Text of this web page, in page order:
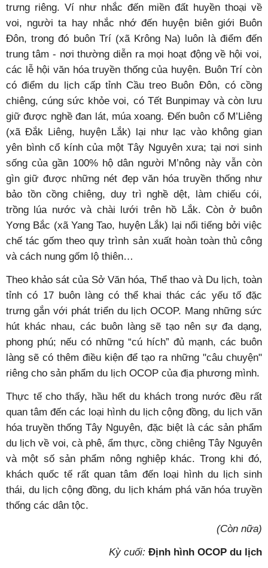
trưng riêng. Ví như nhắc đến miền đất huyền thoại về
voi, người ta hay nhắc nhớ đến huyện biên giới Buôn
Đôn, trong đó buôn Trí (xã Krông Na) luôn là điểm đến
trung tâm - nơi thường diễn ra mọi hoạt động về hội voi,
các lễ hội văn hóa truyền thống của huyện. Buôn Trí còn
có điểm du lịch cấp tỉnh Cầu treo Buôn Đôn, có cồng
chiêng, cúng sức khỏe voi, có Tết Bunpimay và còn lưu
giữ được nghề đan lát, múa xoang. Đến buôn cổ M’Liêng
(xã Đắk Liêng, huyện Lắk) lại như lạc vào không gian
yên bình cổ kính của một Tây Nguyên xưa; tại nơi sinh
sống của gần 100% hộ dân người M’nông này vẫn còn
gìn giữ được những nét đẹp văn hóa truyền thống như
bảo tồn cồng chiêng, duy trì nghề dệt, làm chiếu cói,
trồng lúa nước và chài lưới trên hồ Lắk. Còn ở buôn
Yơng Bắc (xã Yang Tao, huyện Lắk) lại nổi tiếng bởi việc
chế tác gốm theo quy trình sản xuất hoàn toàn thủ công
và cách nung gốm lộ thiên…
Theo khảo sát của Sở Văn hóa, Thể thao và Du lịch, toàn
tỉnh có 17 buôn làng có thể khai thác các yếu tố đặc
trưng gắn với phát triển du lịch OCOP. Mang những sức
hút khác nhau, các buôn làng sẽ tạo nên sự đa dạng,
phong phú; nếu có những “cú hích” đủ mạnh, các buôn
làng sẽ có thêm điều kiện để tạo ra những "câu chuyện"
riêng cho sản phẩm du lịch OCOP của địa phương mình.
Thực tế cho thấy, hầu hết du khách trong nước đều rất
quan tâm đến các loại hình du lịch cộng đồng, du lịch văn
hóa truyền thống Tây Nguyên, đặc biệt là các sản phẩm
du lịch về voi, cà phê, ẩm thực, cồng chiêng Tây Nguyên
và một số sản phẩm nông nghiệp khác. Trong khi đó,
khách quốc tế rất quan tâm đến loại hình du lịch sinh
thái, du lịch cộng đồng, du lịch khám phá văn hóa truyền
thống các dân tộc.
(Còn nữa)
Kỳ cuối: Định hình OCOP du lịch